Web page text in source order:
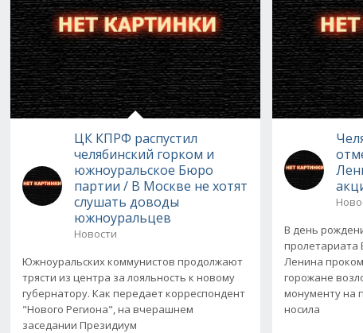
ЦК КПРФ распустил
челябинский горком и
южноуральское Бюро
партии / В Москве не хотят
слушать доводы
южноуральцев
Новости
Южноуральских коммунистов продолжают
трясти из центра за лояльность к новому
губернатору. Как передает корреспондент
"Нового Региона", на вчерашнем
заседании Президиум
В день
пролетариата
Ленина
горожане
монументу на
носила